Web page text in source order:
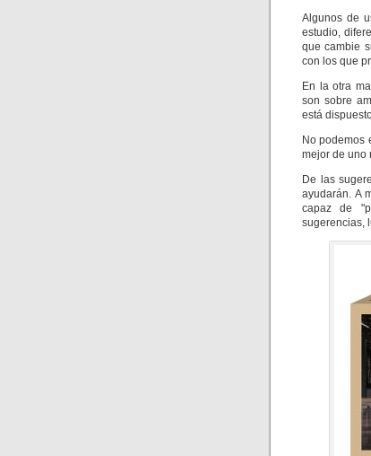
Algunos de
estudio,
que cambie
con los que
En la otra
son sobre
está
No podemos
mejor de uno
De las
ayudarán. A
capaz de
sugerencias,